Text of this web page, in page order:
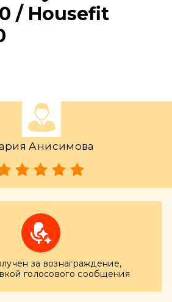
/ Housefit
Анисимова
за вознаграждение,
голосового сообщения